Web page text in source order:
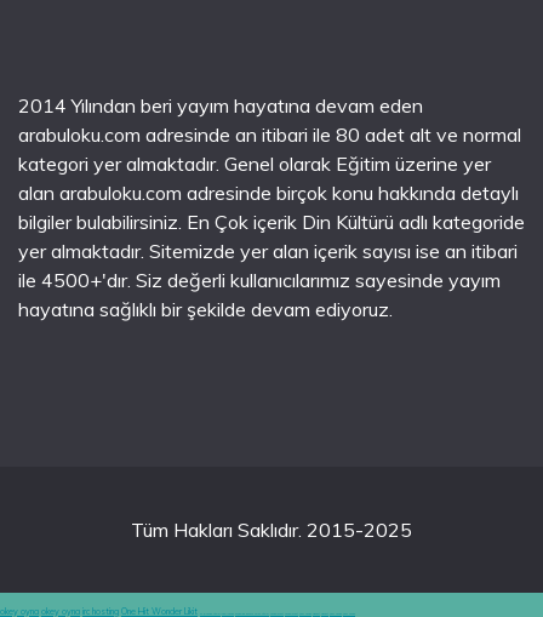
2014 Yılından beri yayım hayatına devam eden
arabuloku.com adresinde an itibari ile 80 adet alt ve normal
kategori yer almaktadır. Genel olarak Eğitim üzerine yer
alan arabuloku.com adresinde birçok konu hakkında detaylı
bilgiler bulabilirsiniz. En Çok içerik Din Kültürü adlı kategoride
yer almaktadır. Sitemizde yer alan içerik sayısı ise an itibari
ile 4500+'dır. Siz değerli kullanıcılarımız sayesinde yayım
hayatına sağlıklı bir şekilde devam ediyoruz.
Tüm Hakları Saklıdır. 2015-2025
okey oyna okey oyna irc hosting One Hit Wonder Likit en iyi casino siteleri canlı casino hoşgeldin bonusu veren siteler casinolevant casinolevant şans casino vidobet vidobet şans casino şans casino